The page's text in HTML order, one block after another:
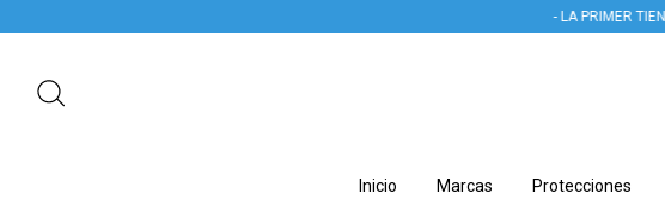
- LA PRIMER TIENDA
Inicio Marcas Protecciones